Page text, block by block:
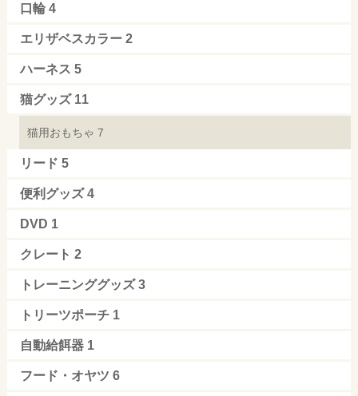
口輪 4
エリザベスカラー 2
ハーネス 5
猫グッズ 11
猫用おもちゃ 7
リード 5
便利グッズ4
DVD 1
クレート 2
トレーニンググッズ3
トリーツポーチ 1
自動給餌器 1
フード・オヤツ 6